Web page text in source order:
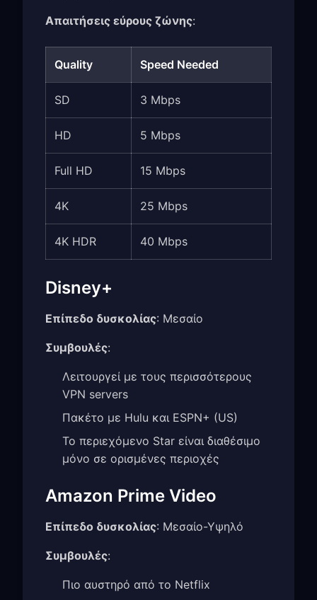
Απαιτήσεις εύρους ζώνης:
Quality Speed Needed
SD 3 Mbps
HD 5 Mbps
Full HD 15 Mbps
4K 25 Mbps
4K HDR 40 Mbps
Disney+
Επίπεδο δυσκολίας: Μεσαίο
Συμβουλές:
Λειτουργεί με τους περισσότερους
VPN servers
Πακέτο με Hulu και ESPN+ (US)
Το περιεχόμενο Star είναι διαθέσιμο
μόνο σε ορισμένες περιοχές
Amazon Prime Video
Επίπεδο δυσκολίας: Μεσαίο-Υψηλό
Συμβουλές:
Πιο αυστηρό από το Netflix